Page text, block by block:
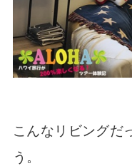
こんなリビングだ
う。